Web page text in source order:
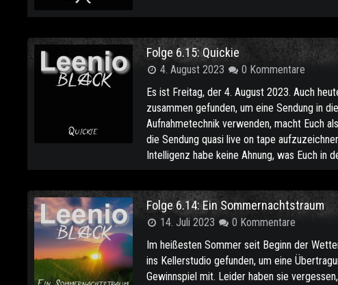
Folge 6.15: Quickie
4. August 2023
0 Kommentare
Es ist Freitag, der 4. August 2023. Auch
zusammen gefunden, um eine Sendung in
Aufnahmetechnik verwenden, macht Euch
die Sendung quasi live on tape
Intelligenz habe keine Ahnung, was Euch in
Folge 6.14: Ein Sommernachtstraum
14. Juli 2023
0 Kommentare
Im heißesten Sommer seit Beginn der
ins Kellerstudio gefunden, um eine
Gewinnspiel mit. Leider haben sie